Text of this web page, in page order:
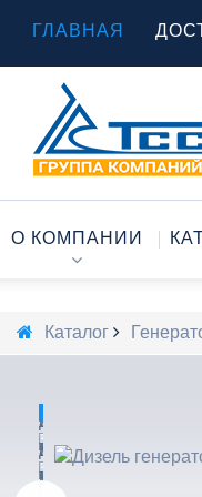
ГЛАВНАЯ
О КОМПАНИИ
Каталог